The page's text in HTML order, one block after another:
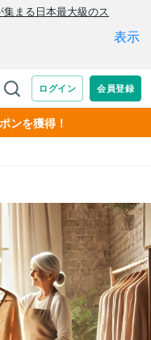
ンを獲得！